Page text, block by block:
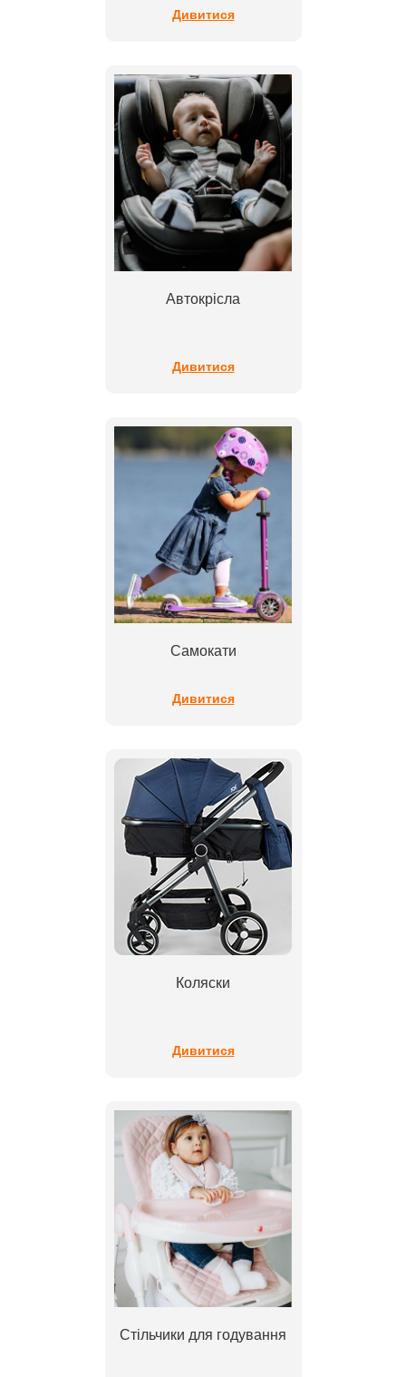
Дивитися
Автокрісла
Дивитися
Самокати
Дивитися
Коляски
Дивитися
Стільчики для годування